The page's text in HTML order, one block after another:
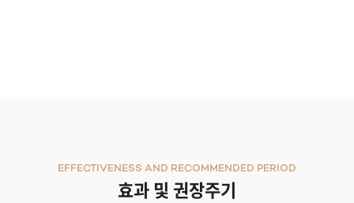
효과 및 권장주기
EFFECTIVENESS AND RECOMMENDED PERIOD